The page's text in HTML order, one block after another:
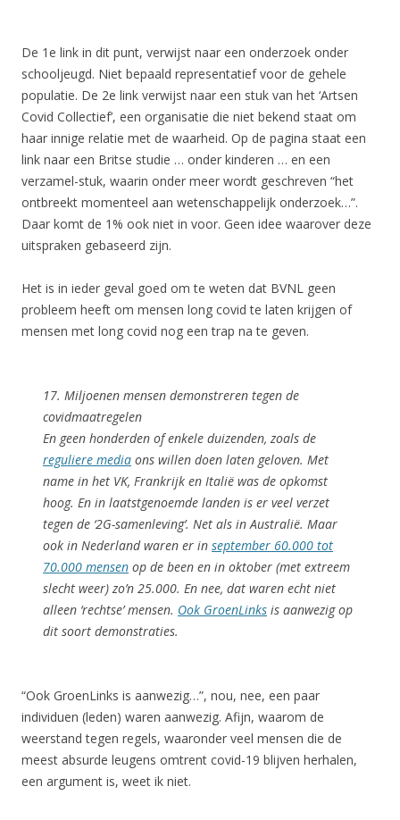
De 1e link in dit punt, verwijst naar een onderzoek onder
schooljeugd. Niet bepaald representatief voor de gehele
populatie. De 2e link verwijst naar een stuk van het ‘Artsen
Covid Collectief’, een organisatie die niet bekend staat om
haar innige relatie met de waarheid. Op de pagina staat een
link naar een Britse studie … onder kinderen … en een
verzamel-stuk, waarin onder meer wordt geschreven “het
ontbreekt momenteel aan wetenschappelijk onderzoek…”.
Daar komt de 1% ook niet in voor. Geen idee waarover deze
uitspraken gebaseerd zijn.
Het is in ieder geval goed om te weten dat BVNL geen
probleem heeft om mensen long covid te laten krijgen of
mensen met long covid nog een trap na te geven.
17. Miljoenen mensen demonstreren tegen de
covidmaatregelen
En geen honderden of enkele duizenden, zoals de
reguliere media ons willen doen laten geloven. Met
name in het VK, Frankrijk en Italië was de opkomst
hoog. En in laatstgenoemde landen is er veel verzet
tegen de ‘2G-samenleving’. Net als in Australië. Maar
ook in Nederland waren er in september 60.000 tot
70.000 mensen op de been en in oktober (met extreem
slecht weer) zo’n 25.000. En nee, dat waren echt niet
alleen ‘rechtse’ mensen. Ook GroenLinks is aanwezig op
dit soort demonstraties.
“Ook GroenLinks is aanwezig…”, nou, nee, een paar
individuen (leden) waren aanwezig. Afijn, waarom de
weerstand tegen regels, waaronder veel mensen die de
meest absurde leugens omtrent covid-19 blijven herhalen,
een argument is, weet ik niet.